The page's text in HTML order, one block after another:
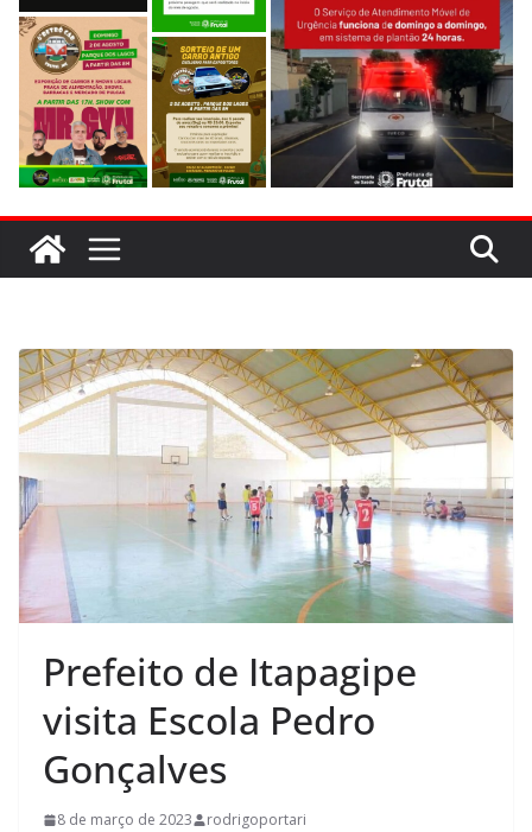
Prefeito de Itapagipe
visita Escola Pedro
Gonçalves
8 de março de 2023 rodrigoportari